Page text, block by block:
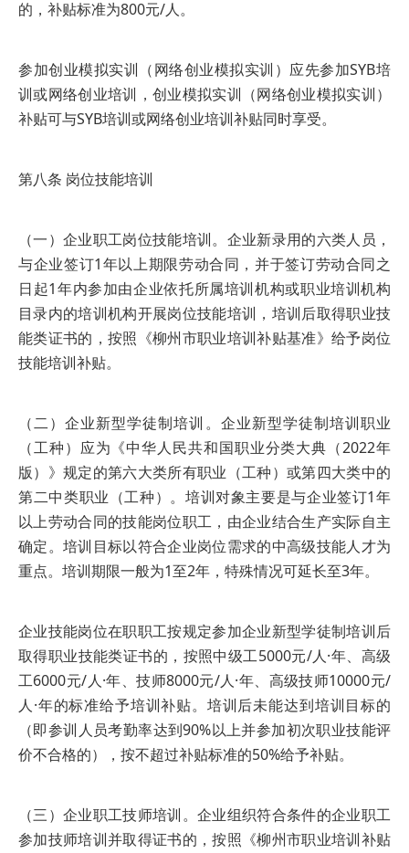
的，补贴标准为800元/人。
参加创业模拟实训（网络创业模拟实训）应先参加SYB培
训或网络创业培训，创业模拟实训（网络创业模拟实训）
补贴可与SYB培训或网络创业培训补贴同时享受。
第八条 岗位技能培训
（一）企业职工岗位技能培训。企业新录用的六类人员，
与企业签订1年以上期限劳动合同，并于签订劳动合同之
日起1年内参加由企业依托所属培训机构或职业培训机构
目录内的培训机构开展岗位技能培训，培训后取得职业技
能类证书的，按照《柳州市职业培训补贴基准》给予岗位
技能培训补贴。
（二）企业新型学徒制培训。企业新型学徒制培训职业
（工种）应为《中华人民共和国职业分类大典（2022年
版）》规定的第六大类所有职业（工种）或第四大类中的
第二中类职业（工种）。培训对象主要是与企业签订1年
以上劳动合同的技能岗位职工，由企业结合生产实际自主
确定。培训目标以符合企业岗位需求的中高级技能人才为
重点。培训期限一般为1至2年，特殊情况可延长至3年。
企业技能岗位在职职工按规定参加企业新型学徒制培训后
取得职业技能类证书的，按照中级工5000元/人·年、高级
工6000元/人·年、技师8000元/人·年、高级技师10000元/
人·年的标准给予培训补贴。培训后未能达到培训目标的
（即参训人员考勤率达到90%以上并参加初次职业技能评
价不合格的），按不超过补贴标准的50%给予补贴。
（三）企业职工技师培训。企业组织符合条件的企业职工
参加技师培训并取得证书的，按照《柳州市职业培训补贴